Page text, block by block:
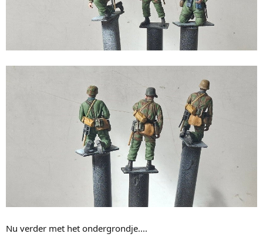
Nu verder met het ondergrondje....